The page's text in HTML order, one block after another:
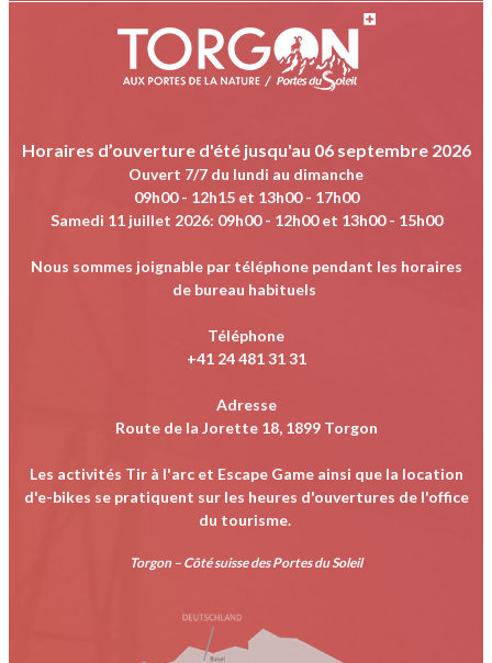
Horaires d’ouverture d'été jusqu'au 06 septembre 2026
Ouvert 7/7 du lundi au dimanche
09h00 - 12h15 et 13h00 - 17h00
Samedi 11 juillet 2026: 09h00 - 12h00 et 13h00 - 15h00
Nous sommes joignable par téléphone pendant les horaires
de bureau habituels
Téléphone
+41 24 481 31 31
Adresse
Route de la Jorette 18, 1899 Torgon
Les activités Tir à l'arc et Escape Game ainsi que la location
d'e-bikes se pratiquent sur les heures d'ouvertures de l'office
du tourisme.
Torgon – Côté suisse des Portes du Soleil